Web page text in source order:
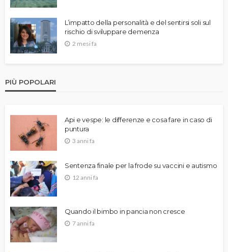
L’impatto della personalità e del sentirsi soli sul
rischio di sviluppare demenza
2 mesi fa
PIÙ POPOLARI
Api e vespe: le differenze e cosa fare in caso di
puntura
3 anni fa
Sentenza finale per la frode su vaccini e autismo
12 anni fa
Quando il bimbo in pancia non cresce
7 anni fa